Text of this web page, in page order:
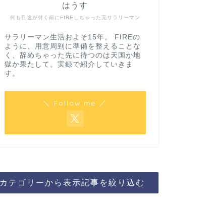
何も目途が付く前にFIREしちゃった元サラリーマン
はうす
サラリーマン生活およそ15年。 FIREの
ように、用意周到に準備を整えることな
く、辞めちゃった先に待つのは天国か地
獄か果たして。実録で紹介していきま
す。
＼ Follow me ／
カテゴリーから表示記事を絞り込む